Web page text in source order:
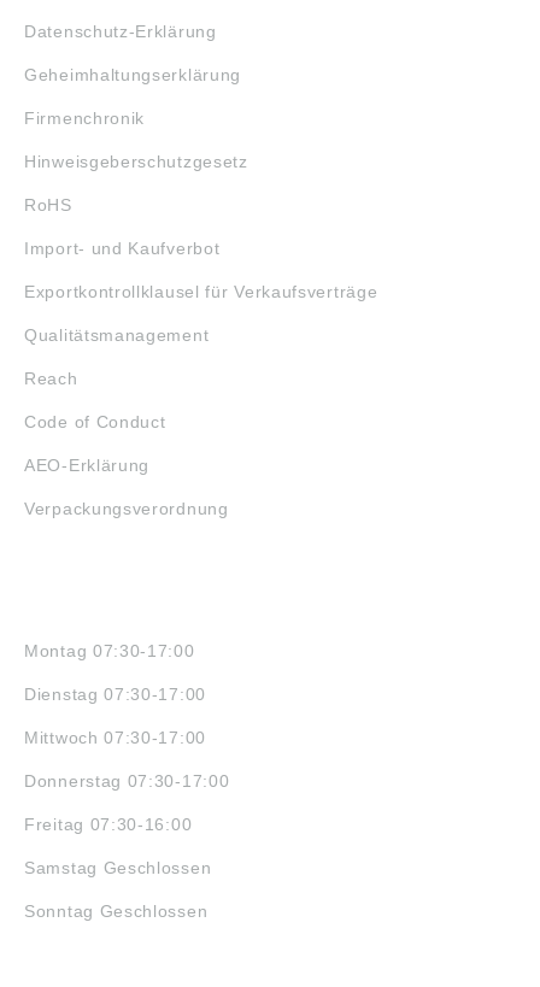
Datenschutz-Erklärung
Geheimhaltungserklärung
Firmenchronik
Hinweisgeberschutzgesetz
RoHS
Import- und Kaufverbot
Exportkontrollklausel für Verkaufsverträge
Qualitätsmanagement
Reach
Code of Conduct
AEO-Erklärung
Verpackungsverordnung
Montag 07:30-17:00
Dienstag 07:30-17:00
Mittwoch 07:30-17:00
Donnerstag 07:30-17:00
Freitag 07:30-16:00
Samstag Geschlossen
Sonntag Geschlossen